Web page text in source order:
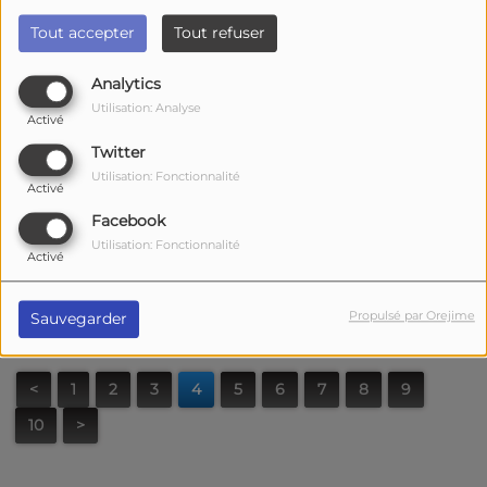
Tout accepter Tout refuser
Analytics
Activé
Utilisation: Analyse
Twitter
Activé
Utilisation: Fonctionnalité
Facebook
Activé
Utilisation: Fonctionnalité
Sauvegarder Propulsé par Orejime
< 1 2 3 4 5 6 7 8
9
10
>